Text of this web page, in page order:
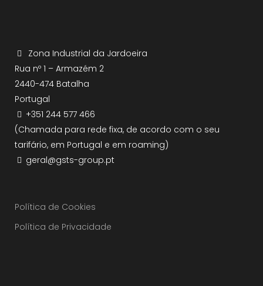
Zona Industrial da Jardoeira
Rua nº 1 – Armazém 2
2440-474 Batalha
Portugal
+351 244 577 466
(Chamada para rede fixa, de acordo com o seu
tarifário, em Portugal e em roaming)
geral@gsts-group.pt
Política de Cookies
Política de Privacidade